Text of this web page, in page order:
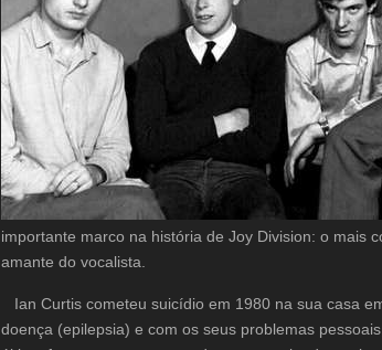
importante marco na história de Joy Division: o mais
amante do vocalista.
Ian Curtis cometeu suicídio em 1980 na sua casa
doença (epilepsia) e com os seus problemas